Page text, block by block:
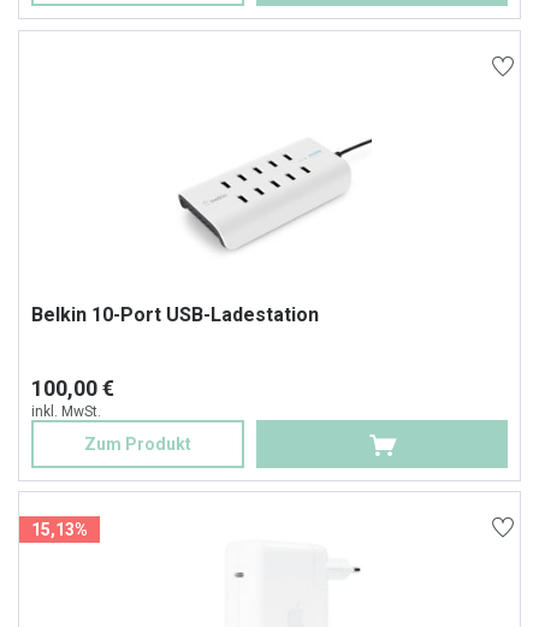
Belkin 10-Port USB-Ladestation
100,00 €
inkl. MwSt.
Zum Produkt
15,13%